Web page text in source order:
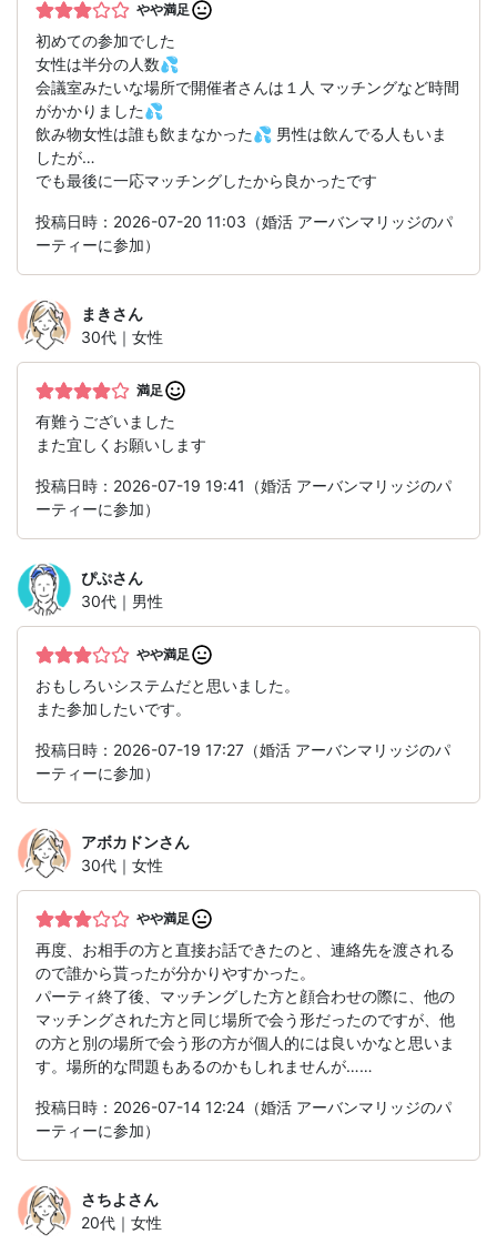
やや満足
初めての参加でした
女性は半分の人数💦
会議室みたいな場所で開催者さんは１人 マッチングなど時間
がかかりました💦
飲み物女性は誰も飲まなかった💦 男性は飲んでる人もいま
したが…
でも最後に一応マッチングしたから良かったです
投稿日時：2026-07-20 11:03（婚活 アーバンマリッジのパ
ーティーに参加）
まきさん
30代｜女性
満足
有難うございました
また宜しくお願いします
投稿日時：2026-07-19 19:41（婚活 アーバンマリッジのパ
ーティーに参加）
ぴぷさん
30代｜男性
やや満足
おもしろいシステムだと思いました。
また参加したいです。
投稿日時：2026-07-19 17:27（婚活 アーバンマリッジのパ
ーティーに参加）
アボカドンさん
30代｜女性
やや満足
再度、お相手の方と直接お話できたのと、連絡先を渡される
ので誰から貰ったが分かりやすかった。
パーティ終了後、マッチングした方と顔合わせの際に、他の
マッチングされた方と同じ場所で会う形だったのですが、他
の方と別の場所で会う形の方が個人的には良いかなと思いま
す。場所的な問題もあるのかもしれませんが……
投稿日時：2026-07-14 12:24（婚活 アーバンマリッジのパ
ーティーに参加）
さちよさん
20代｜女性